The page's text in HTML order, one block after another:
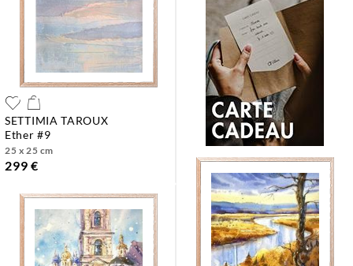
SETTIMIA TAROUX
ether #9
25 x 25 cm
299 €